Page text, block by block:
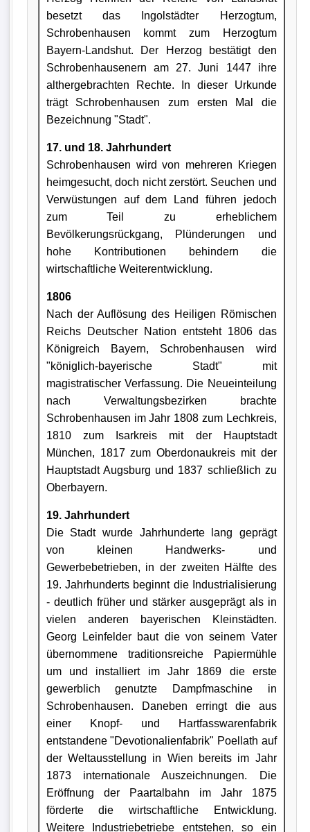
besetzt das Ingolstädter Herzogtum,
Schrobenhausen kommt zum Herzogtum
Bayern-Landshut. Der Herzog bestätigt den
Schrobenhausenern am 27. Juni 1447 ihre
althergebrachten Rechte. In dieser Urkunde
trägt Schrobenhausen zum ersten Mal die
Bezeichnung "Stadt".
17. und 18. Jahrhundert
Schrobenhausen wird von mehreren Kriegen
heimgesucht, doch nicht zerstört. Seuchen und
Verwüstungen auf dem Land führen jedoch
zum Teil zu erheblichem
Bevölkerungsrückgang, Plünderungen und
hohe Kontributionen behindern die
wirtschaftliche Weiterentwicklung.
1806
Nach der Auflösung des Heiligen Römischen
Reichs Deutscher Nation entsteht 1806 das
Königreich Bayern, Schrobenhausen wird
"königlich-bayerische Stadt" mit
magistratischer Verfassung. Die Neueinteilung
nach Verwaltungsbezirken brachte
Schrobenhausen im Jahr 1808 zum Lechkreis,
1810 zum Isarkreis mit der Hauptstadt
München, 1817 zum Oberdonaukreis mit der
Hauptstadt Augsburg und 1837 schließlich zu
Oberbayern.
19. Jahrhundert
Die Stadt wurde Jahrhunderte lang geprägt
von kleinen Handwerks- und
Gewerbebetrieben, in der zweiten Hälfte des
19. Jahrhunderts beginnt die Industrialisierung
- deutlich früher und stärker ausgeprägt als in
vielen anderen bayerischen Kleinstädten.
Georg Leinfelder baut die von seinem Vater
übernommene traditionsreiche Papiermühle
um und installiert im Jahr 1869 die erste
gewerblich genutzte Dampfmaschine in
Schrobenhausen. Daneben erringt die aus
einer Knopf- und Hartfasswarenfabrik
entstandene "Devotionalienfabrik" Poellath auf
der Weltausstellung in Wien bereits im Jahr
1873 internationale Auszeichnungen. Die
Eröffnung der Paartalbahn im Jahr 1875
förderte die wirtschaftliche Entwicklung.
Weitere Industriebetriebe entstehen, so ein